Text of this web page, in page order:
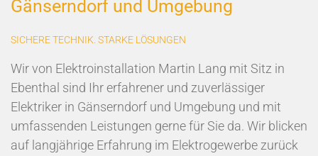
Gänserndorf und Umgebung
SICHERE TECHNIK. STARKE LÖSUNGEN
Wir von Elektroinstallation Martin Lang mit Sitz in
Ebenthal sind Ihr erfahrener und zuverlässiger
Elektriker in Gänserndorf und Umgebung und mit
umfassenden Leistungen gerne für Sie da. Wir blicken
auf langjährige Erfahrung im Elektrogewerbe zurück